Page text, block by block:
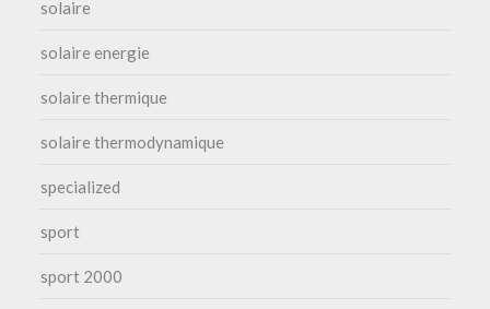
solaire
solaire energie
solaire thermique
solaire thermodynamique
specialized
sport
sport 2000